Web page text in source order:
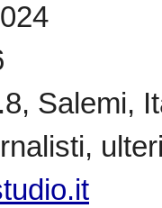
Salemi,